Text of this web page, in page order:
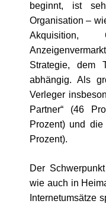
beginnt, ist
Organisation –
Akquisition,
Strategie, dem
abhängig. Als
Verleger
Partner“ (46
Prozent) und die
Prozent).
Der
wie auch in
Internetumsätze